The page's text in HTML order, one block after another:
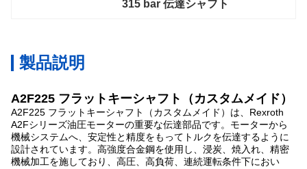
315 bar 伝達シャフト
製品説明
A2F225 フラットキーシャフト（カスタムメイド）
A2F225 フラットキーシャフト（カスタムメイド）は、Rexroth
A2Fシリーズ油圧モーターの重要な伝達部品です。モーターから
機械システムへ、安定性と精度をもってトルクを伝達するように
設計されています。高強度合金鋼を使用し、浸炭、焼入れ、精密
機械加工を施しており、高圧、高負荷、連続運転条件下におい